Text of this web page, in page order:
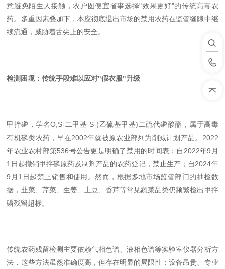
意避免陌生人接触，农户图便宜省事选择"效果更好"的传统高毒农
药。多重因素叠加下，本应彻底退出市场的禁用农药在监管缝隙中继
续流通，威胁着舌尖上的安全。
检测困境：传统手段难以应对"假衣服"升级
甲拌磷，学名O,S-二甲基-S-(乙硫基甲基)二硫代磷酸酯，属于高毒
有机磷类农药，早在2002年就被原农业部列为削减计划产品。2022
年农业农村部第536号公告更是明确了禁用的时间表：自2022年9月
1日起撤销甲拌磷原药及制剂产品的农药登记，禁止生产；自2024年
9月1日起禁止销售和使用。然而，根据多地市场监管部门的抽检数
据，韭菜、芹菜、生姜、土豆、香芹等常见蔬菜品类仍频繁检出甲拌
磷残留超标。
传统农药残留检测主要依赖气相色谱、液相色谱等实验室仪器分析方
法，这些方法虽然准确度高，但存在明显的局限性：设备昂贵、专业